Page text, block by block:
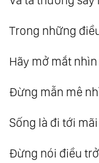
179. Đỉnh Cao
Giản
Nhau Ở Nhận
181.Giá Trị
182.Nghịch
Trong những
Hãy mở mắt nhìn
Đừng mẫn mê
Sống là đi tới mãi
Đừng nói điều